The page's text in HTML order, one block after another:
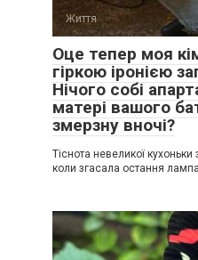
Життя
Оце тепер моя
гіркою іронією
Нічого собі
матері вашого
змерзну вночі?
Тіснота невеликої
коли згасала остання лампа